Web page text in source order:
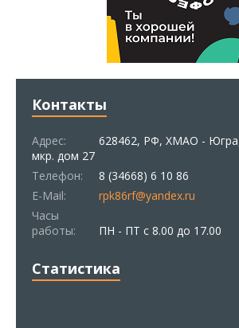
Контакты
Адрес:
628462, РФ, ХМАО -
мкр. дом 27
Телефон:
8 (34668) 6 10 86
E-Mail:
rpk86rf@yandex.ru
Часы
работы:
ПН - ПТ с 8.00 до 17.00
Статистика